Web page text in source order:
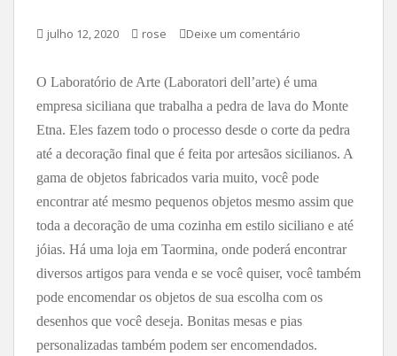
julho 12, 2020 rose Deixe um comentário
O Laboratório de Arte (Laboratori dell’arte) é uma
empresa siciliana que trabalha a pedra de lava do Monte
Etna. Eles fazem todo o processo desde o corte da pedra
até a decoração final que é feita por artesãos sicilianos. A
gama de objetos fabricados varia muito, você pode
encontrar até mesmo pequenos objetos mesmo assim que
toda a decoração de uma cozinha em estilo siciliano e até
jóias. Há uma loja em Taormina, onde poderá encontrar
diversos artigos para venda e se você quiser, você também
pode encomendar os objetos de sua escolha com os
desenhos que você deseja. Bonitas mesas e pias
personalizadas também podem ser encomendados.